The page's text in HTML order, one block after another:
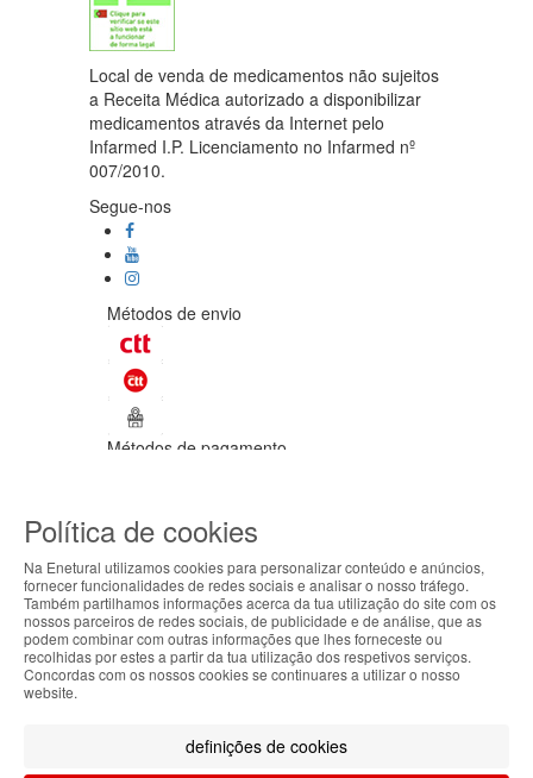
Local de venda de medicamentos não sujeitos
a Receita Médica autorizado a disponibilizar
medicamentos através da Internet pelo
Infarmed I.P. Licenciamento no Infarmed nº
007/2010.
Segue-nos
Métodos de envio
Métodos de pagamento
Todos os direitos reservados / Salvo
apresentadas são válidas até ao dia 09-
08-2026.
Designed & developed byBsolus
Filtrar por
ABOUT THE COOKIES
Enetural handles information about your visit using
cookies that improve the performance of the
website, facilitate sharing via social networks and
continuing to browse our site, you accept the use of
Política de cookies
Na Enetural utilizamos cookies para personalizar conteúdo e anúncios,
fornecer funcionalidades de redes sociais e analisar o nosso tráfego.
Também partilhamos informações acerca da tua utilização do site com os
nossos parceiros de redes sociais, de publicidade e de análise, que as
podem combinar com outras informações que lhes forneceste ou
recolhidas por estes a partir da tua utilização dos respetivos serviços.
Concordas com os nossos cookies se continuares a utilizar o nosso
website.
definições de cookies